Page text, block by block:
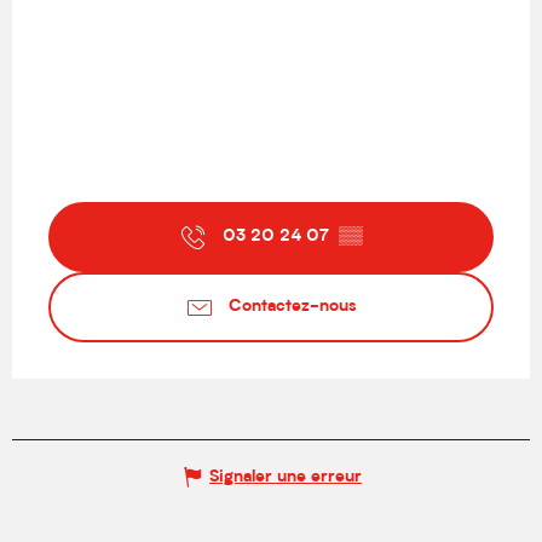
03 20 24 07 ▒▒
Contactez-nous
Signaler une erreur